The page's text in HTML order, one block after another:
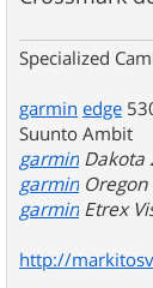
Specialized
garmin edge
Suunto Ambit
garmin Dakota
garmin Oregon
garmin Etrex
http://